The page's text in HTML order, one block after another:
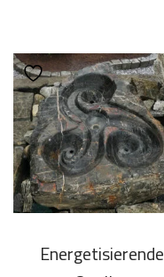
Energetisierende